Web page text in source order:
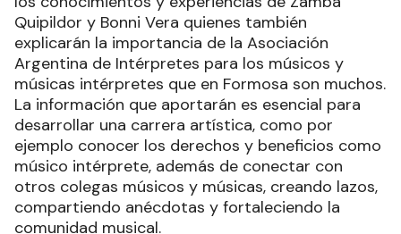
Quipildor y Bonni Vera quienes también
explicarán la importancia de la Asociación
Argentina de Intérpretes para los músicos y
músicas intérpretes que en Formosa son muchos.
La información que aportarán es esencial para
desarrollar una carrera artística, como por
ejemplo conocer los derechos y beneficios como
músico intérprete, además de conectar con
otros colegas músicos y músicas, creando lazos,
compartiendo anécdotas y fortaleciendo la
comunidad musical.